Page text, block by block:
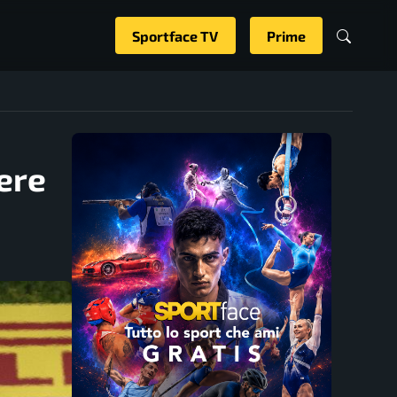
Sportface TV Prime